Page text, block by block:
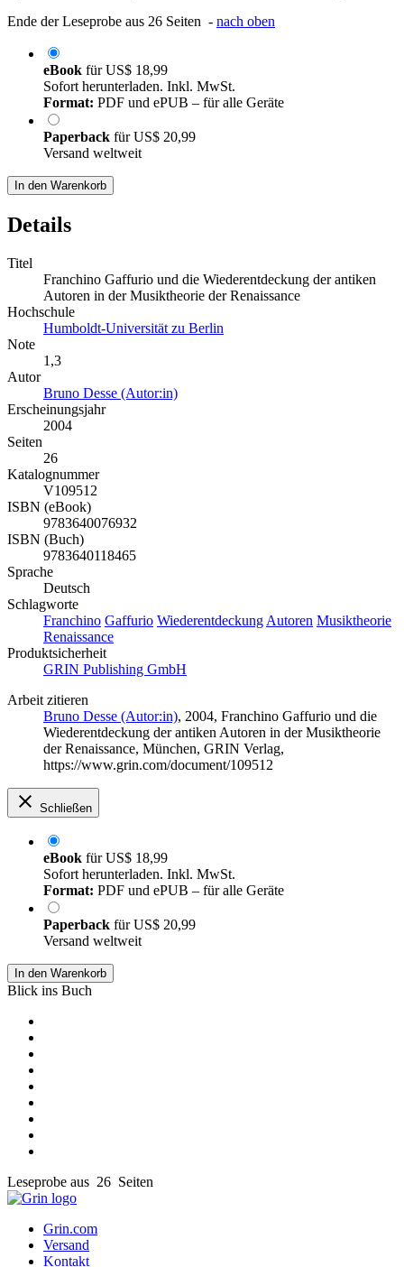
Ende der Leseprobe aus 26 Seiten - nach oben
eBook fürUS$ 18,99
Sofort herunterladen. Inkl. MwSt.
Format: PDF und ePUB – für alle Geräte
Paperback fürUS$ 20,99
Versand weltweit
In den Warenkorb
Details
Titel
Franchino Gaffurio und die Wiederentdeckung der antiken
Autoren in der Musiktheorie der Renaissance
Hochschule
Humboldt-Universität zu Berlin
Note
1,3
Autor
Bruno Desse (Autor:in)
Erscheinungsjahr
2004
Seiten
26
Katalognummer
V109512
ISBN (eBook)
9783640076932
ISBN (Buch)
9783640118465
Sprache
Deutsch
Schlagworte
Franchino Gaffurio Wiederentdeckung Autoren Musiktheorie
Renaissance
Produktsicherheit
GRIN Publishing GmbH
Arbeit zitieren
Bruno Desse (Autor:in), 2004, Franchino Gaffurio und die
Wiederentdeckung der antiken Autoren in der Musiktheorie
der Renaissance, München, GRIN Verlag,
https://www.grin.com/document/109512
Schließen
eBook fürUS$ 18,99
Sofort herunterladen. Inkl. MwSt.
Format: PDF und ePUB – für alle Geräte
Paperback fürUS$ 20,99
Versand weltweit
In den Warenkorb
Blick ins Buch
Leseprobe aus 26 Seiten
Grin.com
Versand
Kontakt